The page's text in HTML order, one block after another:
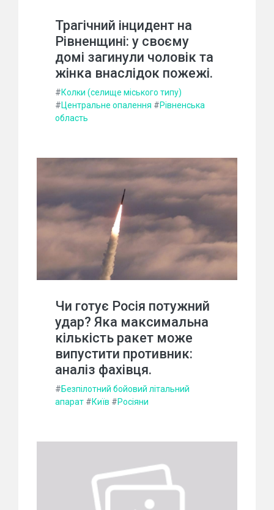
Трагічний інцидент на
Рівненщині: у своєму
домі загинули чоловік та
жінка внаслідок пожежі.
#Колки (селище міського типу)
#Центральне опалення #Рівненська
область
Чи готує Росія потужний
удар? Яка максимальна
кількість ракет може
випустити противник:
аналіз фахівця.
#Безпілотний бойовий літальний
апарат #Київ #Росіяни